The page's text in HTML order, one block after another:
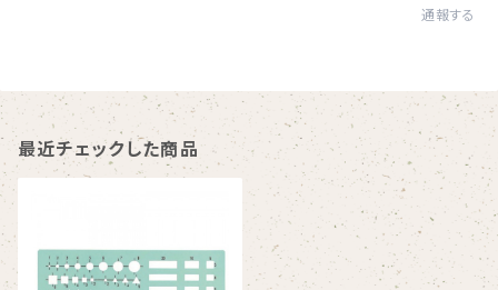
通報する
最近チェックした商品